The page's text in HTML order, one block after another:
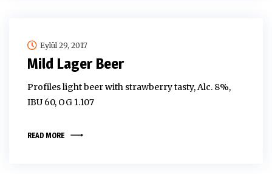
Eylül 29, 2017
Mild Lager Beer
Profiles light beer with strawberry tasty, Alc. 8%,
IBU 60, OG 1.107
READ MORE